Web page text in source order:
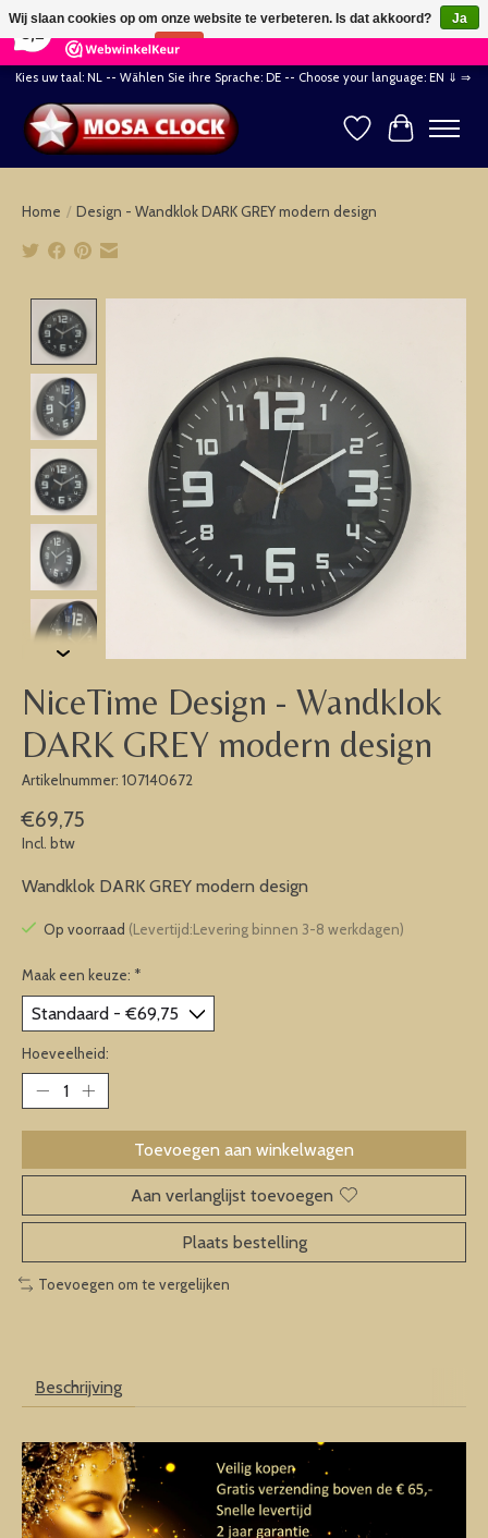
164 Reviews ×
Kies uw taal: NL -- Wählen Sie ihre Sprache: DE -- Choose your language: EN ⇓ ⇒
Verlanglijst
Home / Design - Wandklok DARK GREY modern design
NiceTime Design - Wandklok
DARK GREY modern design
Artikelnummer: 107140672
€69,75
Incl. btw
Wandklok DARK GREY modern design
Op voorraad (Levertijd:Levering binnen 3-8 werkdagen)
Maak een keuze: *
Hoeveelheid:
Toevoegen aan winkelwagen
Aan verlanglijst toevoegen
Plaats bestelling
Toevoegen om te vergelijken
Beschrijving
Wij slaan cookies op om onze website te verbeteren. Is dat akkoord?
Ja
Nee